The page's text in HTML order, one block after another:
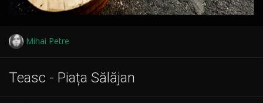
Mihai Petre
Teasc - Piața Sălăjan